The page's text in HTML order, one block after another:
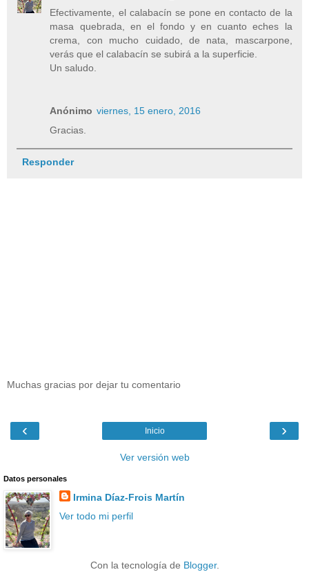
Efectivamente, el calabacín se pone en contacto de la
masa quebrada, en el fondo y en cuanto eches la
crema, con mucho cuidado, de nata, mascarpone,
verás que el calabacín se subirá a la superficie.
Un saludo.
Anónimo viernes, 15 enero, 2016
Gracias.
Responder
Muchas gracias por dejar tu comentario
‹ ›
Inicio
Ver versión web
Datos personales
Irmina Díaz-Frois Martín
Ver todo mi perfil
Con la tecnología de Blogger.